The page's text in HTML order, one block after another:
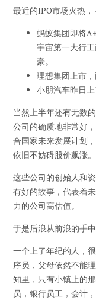
最近的IPO市场火热
蚂蚁集团即将
宇宙第一大行
豪。
理想集团上市，
小朋汽车昨日上
当然上半年还有无数
公司的确质地非常好
合国家未来发展计划
依旧不妨碍股价飙涨
这些公司的创始人和
有好的故事，代表着
力的公司高估值。
于是后浪从前浪的手
一个上了年纪的人，
序员，父母依然不能
知里，只有小镇上的
员，银行员工，会计